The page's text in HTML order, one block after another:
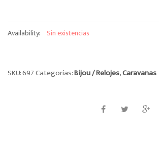
Availability: Sin existencias
SKU:697Categorías:Bijou / Relojes,Caravanas